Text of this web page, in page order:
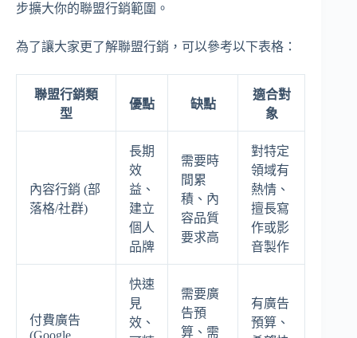
步擴大你的聯盟行銷範圍。
為了讓大家更了解聯盟行銷，可以參考以下表格：
聯盟行銷類
型
優點 缺點
適合對
象
內容行銷 (部
落格/社群)
長期
效
益、
建立
個人
品牌
需要時
間累
積、內
容品質
要求高
對特定
領域有
熱情、
擅長寫
作或影
音製作
付費廣告
(Google
快速
見
效、
需要廣
告預
算、需
有廣告
預算、